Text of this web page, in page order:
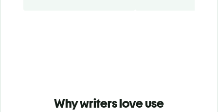
Why writers love use